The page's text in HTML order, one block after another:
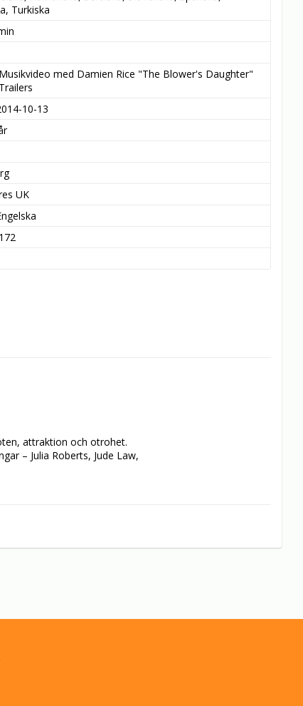
Turkiska
med Damien Rice "The Blower's Daughter"
10-13
UK
attraktion och otrohet.
– Julia Roberts, Jude Law,